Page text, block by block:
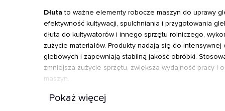
Dłuta to ważne elementy robocze maszyn do uprawy
efektywność kultywacji, spulchniania i przygotowania
dłuta do kultywatorów i innego sprzętu rolniczego,
zużycie materiałów. Produkty nadają się do
glebowych i zapewniają stabilną jakość obróbki.
zmniejsza zużycie sprzętu, zwiększa wydajność pracy i
maszyn.
Pokaż więcej